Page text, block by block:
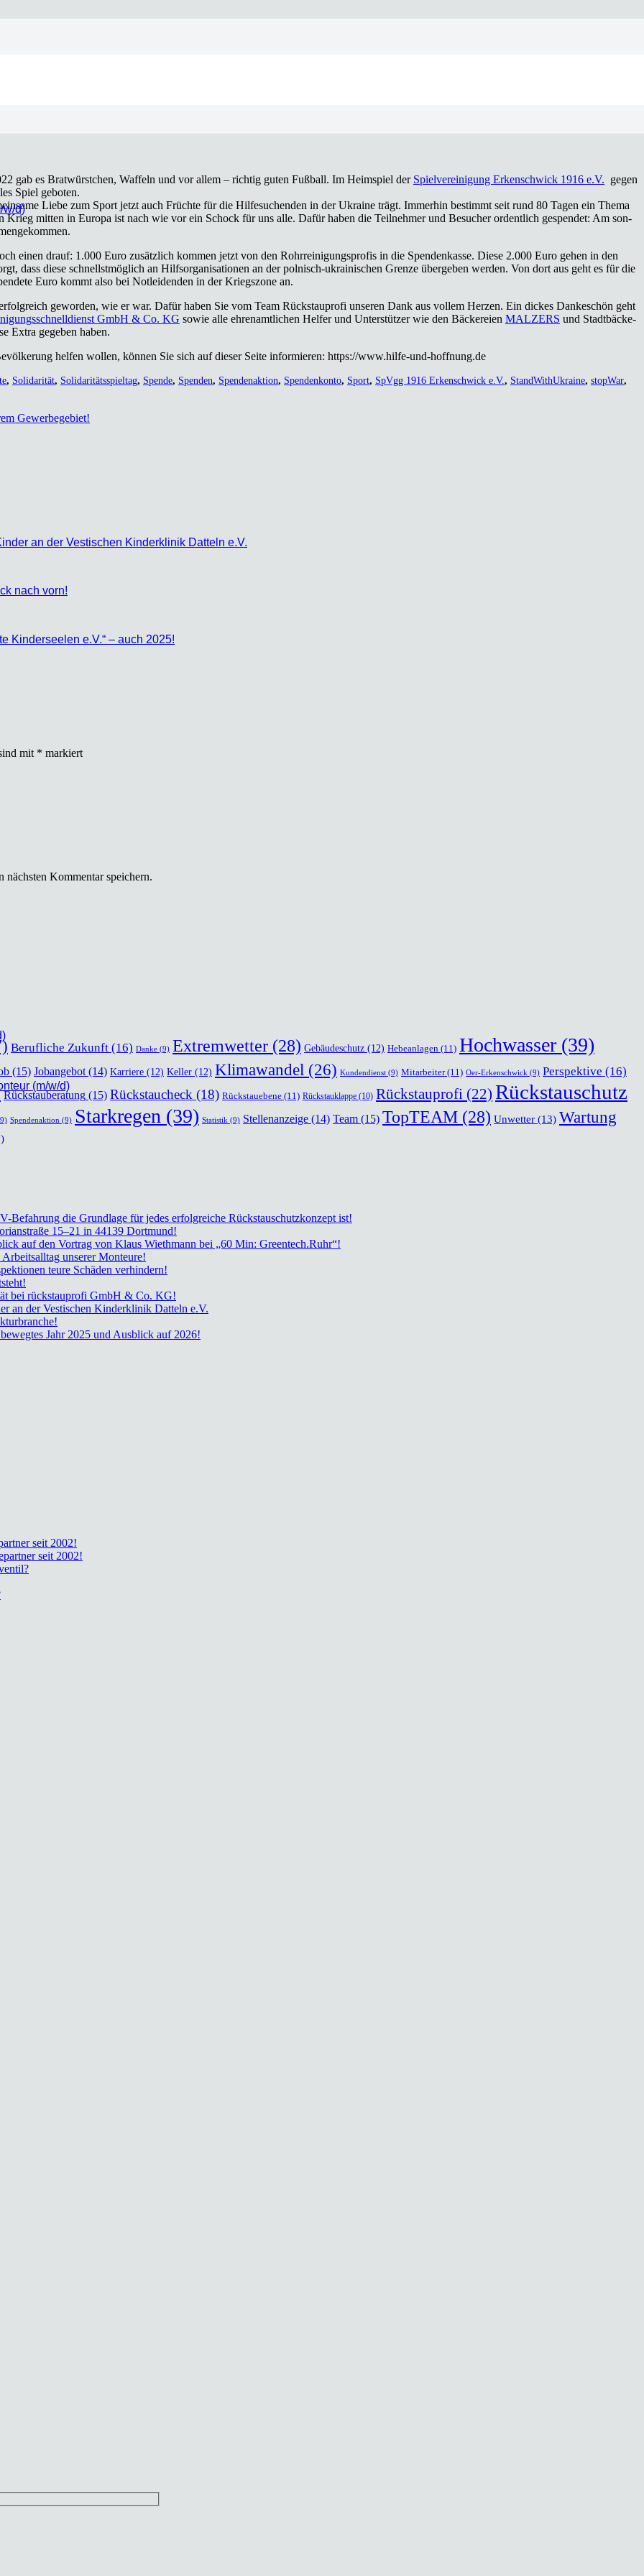
(m/w/d)
w/d)
2.000-Euro-Spieltag!
gab es Brat­würst­chen, Waf­feln und vor allem – rich­tig guten Fuß­ball. Im Heim­spiel der Spiel­ver­ei­ni­gung Erken­sch­wick 1916 e.V. gegen
Spiel gebo­ten.
Lie­be zum Sport jetzt auch Früch­te für die Hil­fe­su­chen­den in der Ukrai­ne trägt. Immer­hin bestimmt seit rund 80 Tagen ein The­ma
mit­ten in Euro­pa ist nach wie vor ein Schock für uns alle. Dafür haben die Teil­neh­mer und Besu­cher ordent­lich gespen­det: Am son­
einen drauf: 1.000 Euro zusätz­lich kom­men jetzt von den Rohr­rei­ni­gungs­pro­fis in die Spen­den­kas­se. Die­se 2.000 Euro gehen in den
dass die­se schnellst­mög­lich an Hilfs­or­ga­ni­sa­tio­nen an der pol­nisch-ukrai­ni­schen Gren­ze über­ge­ben wer­den. Von dort aus geht es für die
Euro kommt also bei Not­lei­den­den in der Kriegs­zo­ne an.
gewor­den, wie er war. Dafür haben Sie vom Team Rück­stau­pro­fi unse­ren Dank aus vol­lem Her­zen. Ein dickes Dan­ke­schön geht
GmbH & Co. KG sowie alle ehren­amt­li­chen Hel­fer und Unter­stüt­zer wie den Bäcke­rei­en MAL­ZERS und Stadt­bä­cke­
Extra gege­ben haben.
hel­fen wol­len, kön­nen Sie sich auf die­ser Sei­te infor­mie­ren: https://www.hilfe-und-hoffnung.de
, Solidarität, Solidaritätsspieltag, Spende, Spenden, Spendenaktion, Spendenkonto, Sport, SpVgg 1916 Erkenschwick e.V., StandWithUkraine, stopWar,
Gewer­be­ge­biet!
an der Ves­ti­schen Kin­der­kli­nik Dat­teln e.V.
nach vorn!
Kin­der­see­len e.V.“ – auch 2025!
mit * markiert
Kommentar speichern.
Berufliche Zukunft (16) Danke (9) Extremwetter (28) Gebäudeschutz (12) Hebeanlagen (11) Hochwasser (39)
(15) Jobangebot (14) Karriere (12) Keller (12) Klimawandel (26) Kundendienst (9) Mitarbeiter(11) Oer-Erkenschwick (9) Perspektive (16)
Rückstauberatung (15) Rückstaucheck (18) Rückstauebene (11) Rückstauklappe (10) Rückstauprofi (22) Rückstauschutz
Spendenaktion (9) Starkregen (39) Statistik (9) Stellenanzeige (14) Team (15) TopTEAM (28) Unwetter (13) Wartung
Befah­rung die Grund­la­ge für jedes erfolg­rei­che Rückstau­schutz­kon­zept ist!
15–21 in 44139 Dort­mund!
auf den Vor­trag von Klaus Wieth­mann bei „60 Min: Greentech.Ruhr“!
unse­rer Mon­teu­re!
teu­re Schä­den ver­hin­dern!
bei rück­stau­pro­fi GmbH & Co. KG!
an der Ves­ti­schen Kin­der­kli­nik Dat­teln e.V.
Jahr 2025 und Aus­blick auf 2026!
seit 2002!
seit 2002!